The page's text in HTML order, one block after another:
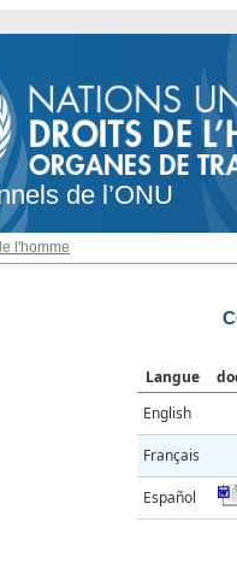
de l’ONU
l'homme
Langue
English
Français
Español